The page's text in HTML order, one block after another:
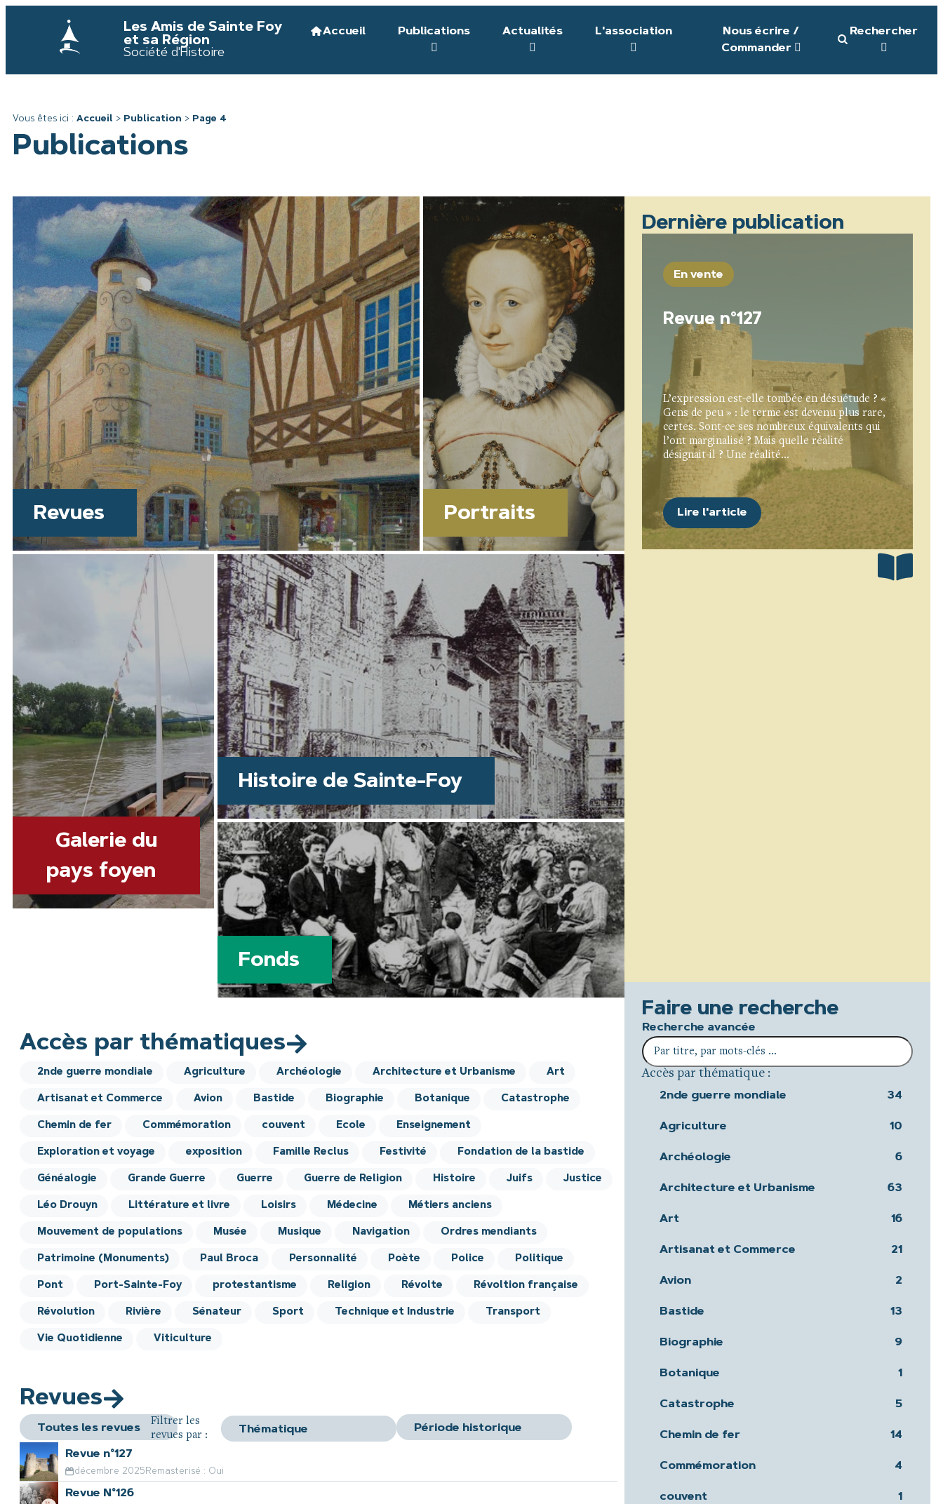
Les Amis de Sainte Foy
et sa Région
Société d'Histoire
Accueil Publications Actualités L'association
Nous écrire /
Commander
Rechercher
Vous êtes ici : Accueil > Publication > Page 4
Publications
Dernière publication
Revue n°127
En vente
L’expression est-elle tombée en désuétude ? «
Gens de peu » : le terme est devenu plus rare,
certes. Sont-ce ses nombreux équivalents qui
l’ont marginalisé ? Mais quelle réalité
désignait-il ? Une réalité...
Lire l'article
Faire une recherche
Recherche avancée
Accès par thématique :
2nde guerre mondiale 34
Agriculture 10
Archéologie 6
Architecture et Urbanisme 63
Art 16
Artisanat et Commerce 21
Avion 2
Bastide 13
Biographie 9
Botanique 1
Catastrophe 5
Chemin de fer 14
Commémoration 4
couvent 1
Revues Portraits
Galerie du
pays foyen
Histoire de Sainte-Foy
Fonds
Accès par thématiques
2nde guerre mondiale Agriculture Archéologie Architecture et Urbanisme Art
Artisanat et Commerce Avion Bastide Biographie Botanique Catastrophe
Chemin de fer Commémoration couvent Ecole Enseignement
Exploration et voyage exposition Famille Reclus Festivité Fondation de la bastide
Généalogie Grande Guerre Guerre Guerre de Religion Histoire Juifs Justice
Léo Drouyn Littérature et livre Loisirs Médecine Métiers anciens
Mouvement de populations Musée Musique Navigation Ordres mendiants
Patrimoine (Monuments) Paul Broca Personnalité Poète Police Politique
Pont Port-Sainte-Foy protestantisme Religion Révolte Révoltion française
Révolution Rivière Sénateur Sport Technique et Industrie Transport
Vie Quotidienne Viticulture
Revues
Filtrer les
revues par :
Revue n°127
décembre 2025 Remasterisé : Oui
Revue N°126